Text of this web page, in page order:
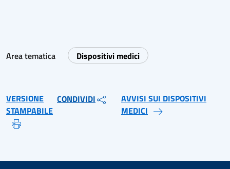
Area tematica Dispositivi medici
VERSIONE
STAMPABILE
CONDIVIDI
AVVISI SUI DISPOSITIVI
MEDICI